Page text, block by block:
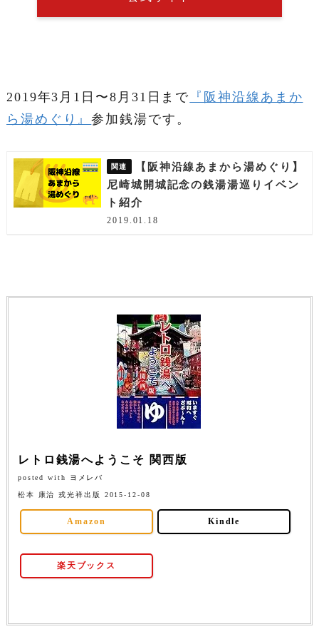
2019年3月1日〜8月31日まで 『阪神沿線あまか
ら湯めぐり』参加銭湯です。
【阪神沿線あまから湯めぐり】
尼崎城開城記念の銭湯湯巡りイベン
ト紹介
2019.01.18
レトロ銭湯へようこそ 関西版
posted with ヨメレバ
松本 康治 戎光祥出版 2015-12-08
Amazon Kindle
楽天ブックス